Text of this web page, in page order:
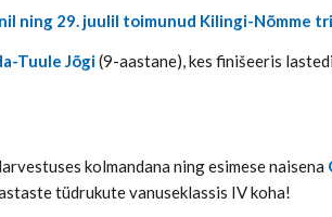
ning 29. juulil toimunud Kilingi-Nõmme
Tuule Jõgi(9-aastane), kes finišeeris
kolmandana ning esimese naisena
tüdrukute vanuseklassis IV koha!